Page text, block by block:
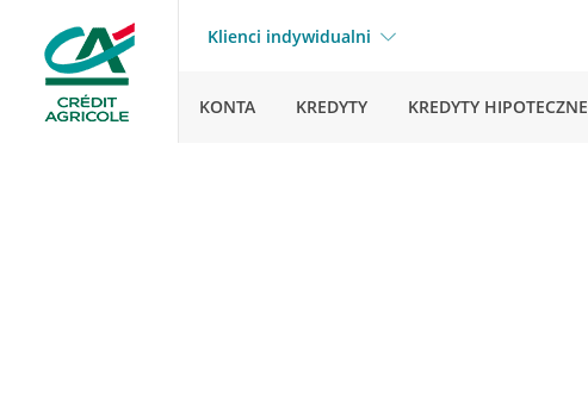
Klienci indywidualni
KONTA KREDYTY KREDYTY HIPOTECZNE